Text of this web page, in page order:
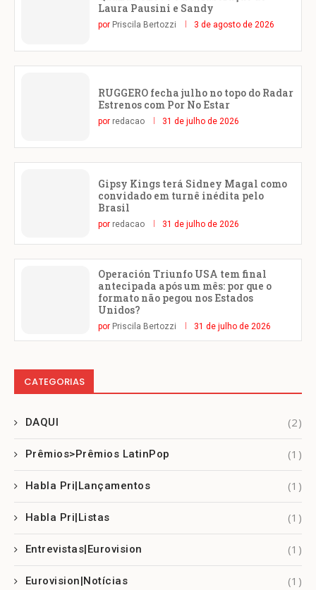
Laura Pausini e Sandy
por Priscila Bertozzi 3 de agosto de 2026
RUGGERO fecha julho no topo do Radar
Estrenos com Por No Estar
por redacao 31 de julho de 2026
Gipsy Kings terá Sidney Magal como
convidado em turnê inédita pelo
Brasil
por redacao 31 de julho de 2026
Operación Triunfo USA tem final
antecipada após um mês: por que o
formato não pegou nos Estados
Unidos?
por Priscila Bertozzi 31 de julho de 2026
CATEGORIAS
DAQUI (2)
Prêmios>Prêmios LatinPop (1)
Habla Pri|Lançamentos (1)
Habla Pri|Listas (1)
Entrevistas|Eurovision (1)
Eurovision|Notícias (1)